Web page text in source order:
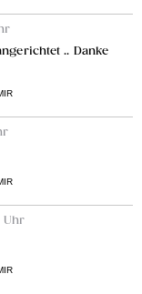
.. Danke
Uhr